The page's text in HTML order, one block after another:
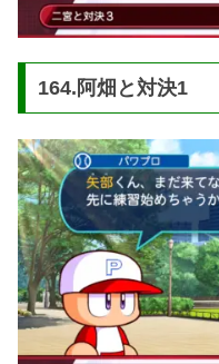
164.阿畑と対決1